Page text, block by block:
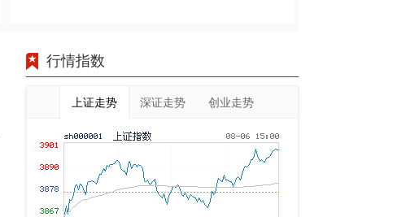
行情指数
上证走势 深证走势 创业走势